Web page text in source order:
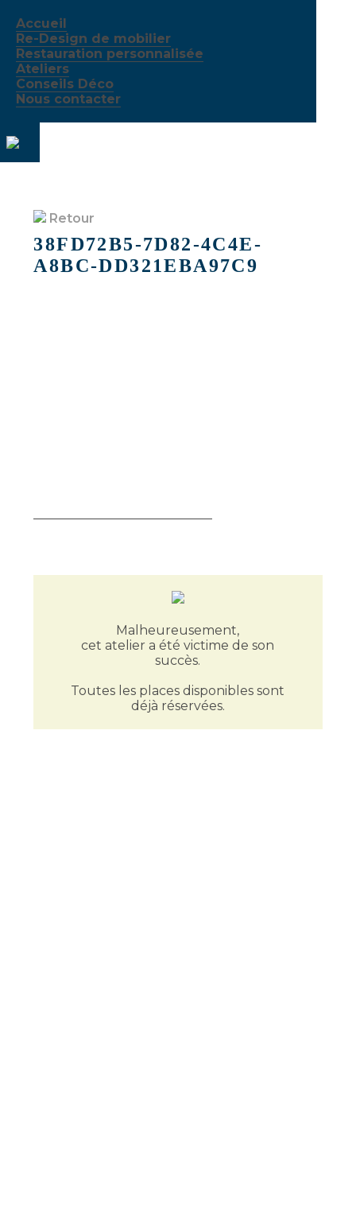
Accueil
Re-Design de mobilier
Restauration personnalisée
Ateliers
Conseils Déco
Nous contacter
Retour
38FD72B5-7D82-4C4E-
A8BC-DD321EBA97C9
Malheureusement,
cet atelier a été victime de son
succès.
Toutes les places disponibles sont
déjà réservées.